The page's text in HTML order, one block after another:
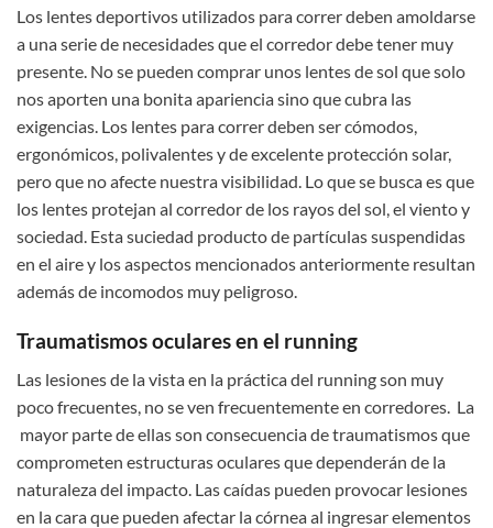
Los lentes deportivos utilizados para correr deben amoldarse
a una serie de necesidades que el corredor debe tener muy
presente. No se pueden comprar unos lentes de sol que solo
nos aporten una bonita apariencia sino que cubra las
exigencias. Los lentes para correr deben ser cómodos,
ergonómicos, polivalentes y de excelente protección solar,
pero que no afecte nuestra visibilidad. Lo que se busca es que
los lentes protejan al corredor de los rayos del sol, el viento y
sociedad. Esta suciedad producto de partículas suspendidas
en el aire y los aspectos mencionados anteriormente resultan
además de incomodos muy peligroso.
Traumatismos oculares en el running
Las lesiones de la vista en la práctica del running son muy
poco frecuentes, no se ven frecuentemente en corredores. La
mayor parte de ellas son consecuencia de traumatismos que
comprometen estructuras oculares que dependerán de la
naturaleza del impacto. Las caídas pueden provocar lesiones
en la cara que pueden afectar la córnea al ingresar elementos